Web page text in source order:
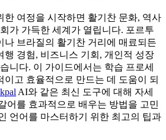
한 여정을 시작하면 활기찬 문화, 역사
가 가득한 세계가 열립니다. 포르투
나 브라질의 활기찬 거리에 매료되든
행 경험, 비즈니스 기회, 개인적 성장
니다. 이 가이드에서는 학습 프로세
이고 효율적으로 만드는 데 도움이 되
AI와 같은 최신 도구에 대해 자세
어를 효과적으로 배우는 방법을 고민
언어를 마스터하기 위한 최고의 팁과